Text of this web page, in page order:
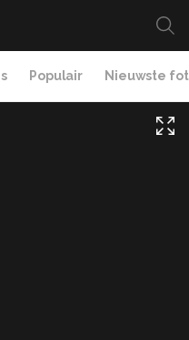
Populair Nieuwste